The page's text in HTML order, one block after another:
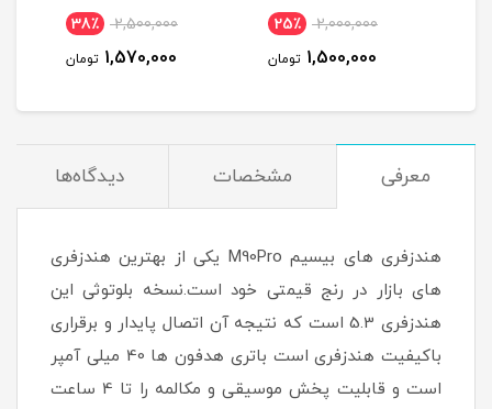
2,000,000 25٪
1,500,000 تومان
2,500,000 38٪
1,570,000 تومان
معرفی مشخصات دیدگاه‌ها
هندزفری های بیسیم M90Pro یکی از بهترین هندزفری
های بازار در رنج قیمتی خود است.نسخه بلوتوثی این
هندزفری 5.3 است که نتیجه آن اتصال پایدار و برقراری
باکیفیت هندزفری است باتری هدفون ها 40 میلی آمپر
است و قابلیت پخش موسیقی و مکالمه را تا 4 ساعت